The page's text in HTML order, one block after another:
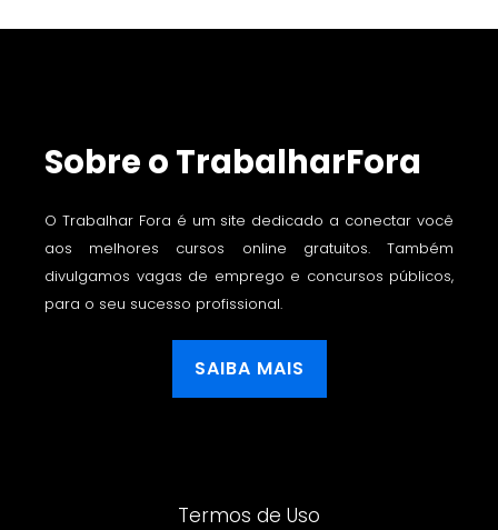
Sobre o TrabalharFora
O Trabalhar Fora é um site dedicado a conectar você
aos melhores cursos online gratuitos. Também
divulgamos vagas de emprego e concursos públicos,
para o seu sucesso profissional.
SAIBA MAIS
Termos de Uso